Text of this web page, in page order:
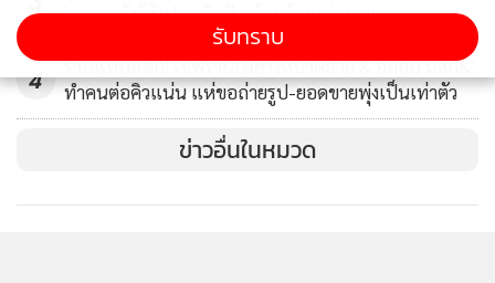
นายคนดังรู้สั่งปลดทันที พร้อมจ้างแม่แทน!
4
ร้านแทบแตก! เชฟร้านปิ้งย่างหน้าคล้าย &'อีลอน มัสก์&'
ทำคนต่อคิวแน่น แห่ขอถ่ายรูป-ยอดขายพุ่งเป็นเท่าตัว
ข่าวอื่นในหมวด
รับทราบ